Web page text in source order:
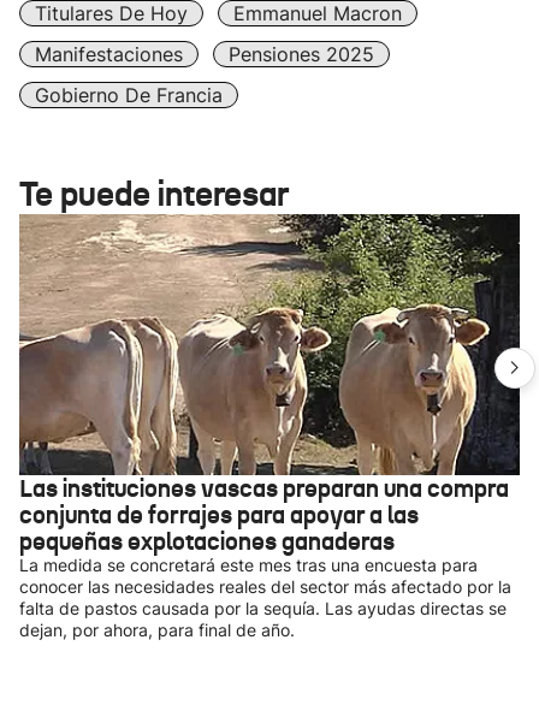
Titulares De Hoy
Emmanuel Macron
Manifestaciones
Pensiones 2025
Gobierno De Francia
Te puede interesar
Las instituciones vascas preparan una compra
conjunta de forrajes para apoyar a las
pequeñas explotaciones ganaderas
La medida se concretará este mes tras una encuesta para
conocer las necesidades reales del sector más afectado por la
falta de pastos causada por la sequía. Las ayudas directas se
dejan, por ahora, para final de año.